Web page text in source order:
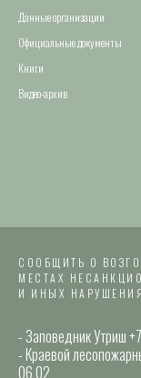
Данные организации
Официальные документы
Книги
Видео-архив
СООБЩИТЬ О
МЕСТАХ
И ИНЫХ
- Заповедник Утриш
- Краевой
06 02